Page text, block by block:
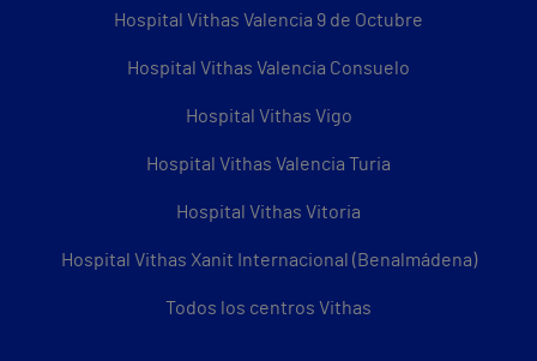
Hospital Vithas Valencia 9 de Octubre
Hospital Vithas Valencia Consuelo
Hospital Vithas Vigo
Hospital Vithas Valencia Turia
Hospital Vithas Vitoria
Hospital Vithas Xanit Internacional (Benalmádena)
Todos los centros Vithas